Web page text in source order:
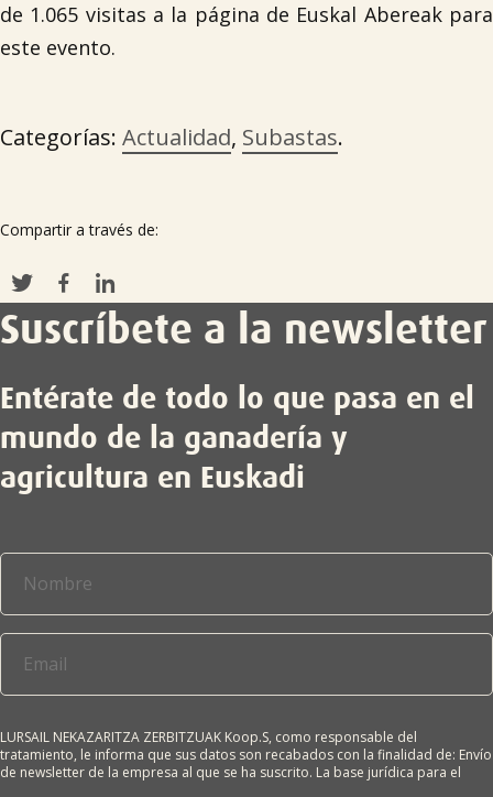
de 1.065 visitas a la página de Euskal Abereak para
este evento.
Categorías: Actualidad, Subastas.
Compartir a través de:
Suscríbete a la newsletter
Entérate de todo lo que pasa en el
mundo de la ganadería y
agricultura en Euskadi
LURSAIL NEKAZARITZA ZERBITZUAK Koop.S, como responsable del
tratamiento, le informa que sus datos son recabados con la finalidad de: Envío
de newsletter de la empresa al que se ha suscrito. La base jurídica para el